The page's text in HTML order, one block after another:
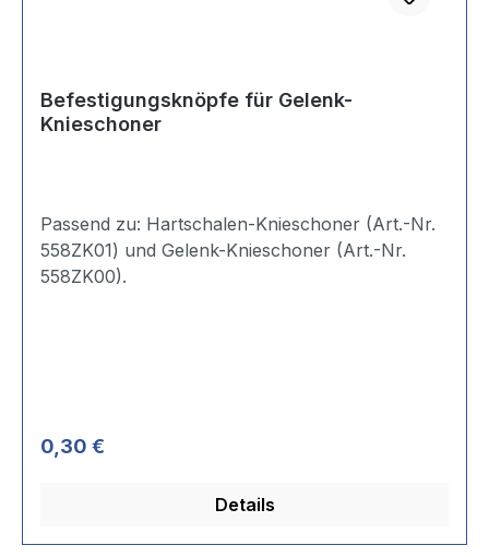
Befestigungsknöpfe für Gelenk-
Knieschoner
Passend zu: Hartschalen-Knieschoner (Art.-Nr.
558ZK01) und Gelenk-Knieschoner (Art.-Nr.
Regulärer Preis:
0,30 €
Details